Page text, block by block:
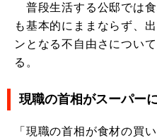
普段生活する公邸では
も基本的にままならず、
ンとなる不自由さについ
る。
現職の首相がスーパー
「現職の首相が食材の買